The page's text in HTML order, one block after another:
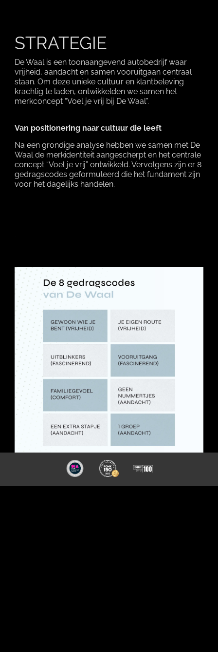
STRATEGIE
De Waal is een toonaangevend autobedrijf waar
vrijheid, aandacht en samen vooruitgaan centraal
staan. Om deze unieke cultuur en klantbeleving
krachtig te laden, ontwikkelden we samen het
merkconcept “Voel je vrij bij De Waal”.
Van positionering naar cultuur die leeft
Na een grondige analyse hebben we samen met De
Waal de merkidentiteit aangescherpt en het centrale
concept “Voel je vrij” ontwikkeld. Vervolgens zijn er 8
gedragscodes geformuleerd die het fundament zijn
voor het dagelijks handelen.